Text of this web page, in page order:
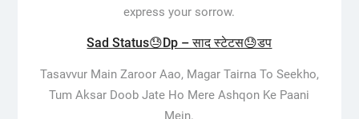
express your sorrow.
Sad Status😓Dp – साद स्टेटस😓डप
Tasavvur Main Zaroor Aao, Magar Tairna To Seekho,
Tum Aksar Doob Jate Ho Mere Ashqon Ke Paani
Mein.